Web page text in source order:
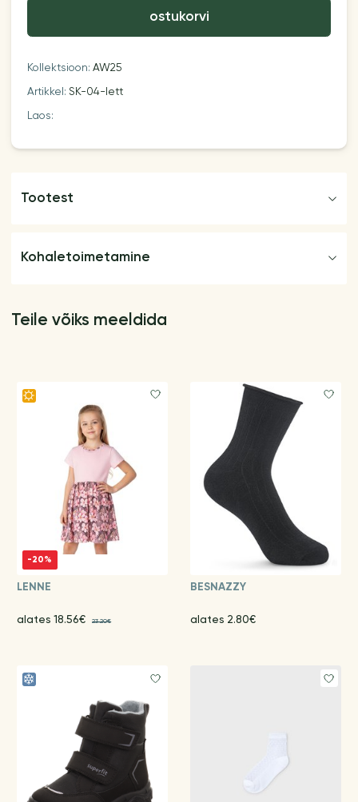
ostukorvi
Kollektsioon:AW25
Artikkel:SK-04-lett
Laos:
Tootest
Kohaletoimetamine
Teile võiks meeldida
-20%
LENNE
alates 18.56€ 23.20€
BESNAZZY
alates 2.80€